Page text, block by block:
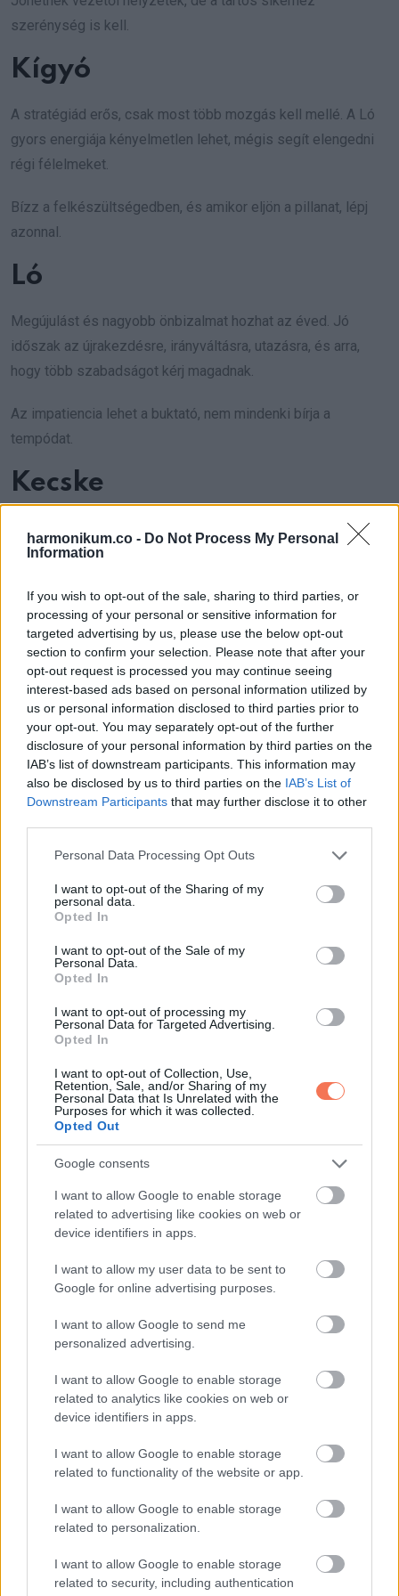
harmonikum.co - Do Not Process My Personal
Information
If you wish to opt-out of the sale, sharing to third parties, or
processing of your personal or sensitive information for
targeted advertising by us, please use the below opt-out
section to confirm your selection. Please note that after your
opt-out request is processed you may continue seeing
interest-based ads based on personal information utilized by
us or personal information disclosed to third parties prior to
your opt-out. You may separately opt-out of the further
disclosure of your personal information by third parties on the
IAB’s list of downstream participants. This information may
also be disclosed by us to third parties on the IAB’s List of
Downstream Participants that may further disclose it to other
Please note that this website/app uses one or more Google
not limited to your visit or usage behaviour. You may click to
grant or deny consent to Google and its third-party tags to
use your data for below specified purposes in below Google
consent section.
Personal Data Processing Opt Outs
I want to opt-out of the Sharing of my
personal data.
Opted In
I want to opt-out of the Sale of my
Personal Data.
Opted In
I want to opt-out of processing my
Personal Data for Targeted Advertising.
Opted In
I want to opt-out of Collection, Use,
Retention, Sale, and/or Sharing of my
Personal Data that Is Unrelated with the
Purposes for which it was collected.
Opted Out
Google consents
I want to allow Google to enable storage
related to advertising like cookies on web or
device identifiers in apps.
I want to allow my user data to be sent to
Google for online advertising purposes.
I want to allow Google to send me
personalized advertising.
I want to allow Google to enable storage
related to analytics like cookies on web or
device identifiers in apps.
I want to allow Google to enable storage
related to functionality of the website or app.
I want to allow Google to enable storage
related to personalization.
I want to allow Google to enable storage
related to security, including authentication
szerénység is kell.
Kígyó
A stratégiád erős, csak most több mozgás kell mellé. A Ló
gyors energiája kényelmetlen lehet, mégis segít elengedni
régi félelmeket.
Bízz a felkészültségedben, és amikor eljön a pillanat, lépj
azonnal.
Ló
Megújulást és nagyobb önbizalmat hozhat az éved. Jó
időszak az újrakezdésre, irányváltásra, utazásra, és arra,
hogy több szabadságot kérj magadnak.
Az impatiencia lehet a buktató, nem mindenki bírja a
tempódat.
Kecske
A Ló éve arra tol, hogy kilépj az érzelmi biztonságból. Az
alkotó munkák jól mennek, főleg ha meg is mutatod őket
Tarts határokat, hogy ne szívják le az energiádat, miközben
fejlődsz.
Majom
A lehetőségek kapcsolatokon, beszélgetéseken,
üzeneteken keresztül érkezhetnek.
A Ló támogatja a gyors és okos megoldásokat, de a
kerülőutak visszaüthetnek. Maradj tiszta és őszinte, így a
siker gyorsabban jön.
Kakas
kér, mint elemzést.
Ha elengeded a túl szoros irányítást, váratlan eredményeket
kaphatsz, főleg pénzügyekben és hosszabb távú tervekben.
Kutya
A hűség és a tisztesség most kifejezetten megtérül. A Ló
éve kiemeli az igazságérzetet, az őszinteséget és az
önvédelem fontosságát.
Jó év lehet bizalom helyrehozására, vagy arra, hogy lezárd,
ami már nem passzol hozzád.
Disznó
A fejlődés most bátorságon múlik. A Ló arra biztat, hogy
vállalj be olyasmit, amit eddig inkább elkerültél.
A szerelem és a bőség könnyebben áramlik, ha nem
kérdőjelezed meg folyton az értékedet.
Zárógondolat
A Ló éve nem a biztonsági játék éve. Inkább a mozgásról, az
őszinteségről és a lendületről szól.
Minden jegynek ugyanazt üzeni, indulj el abba az irányba, ami